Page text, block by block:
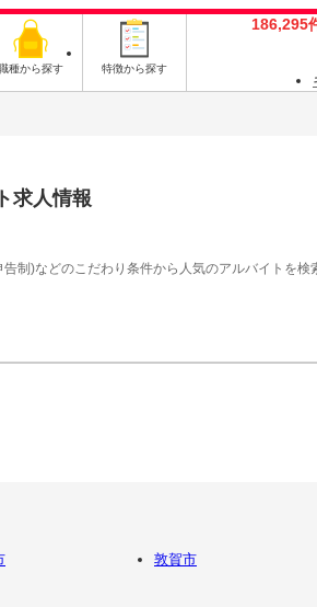
種から探す 特徴から探す
186,295
求人情報
制)などのこだわり条件から人気のアルバイトを検
敦賀市